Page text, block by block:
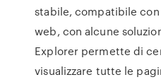
stabile, compatibile
web, con alcune
Explorer permette di
visualizzare tutte le